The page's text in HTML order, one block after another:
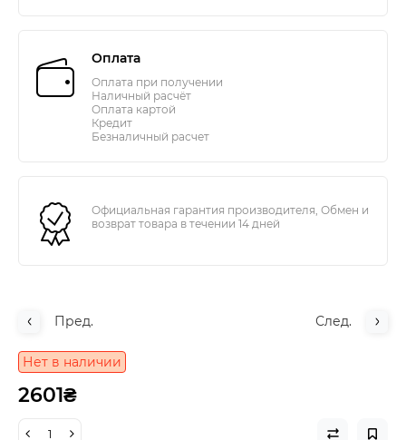
Оплата
Оплата при получении
Наличный расчёт
Оплата картой
Кредит
Безналичный расчет
Официальная гарантия производителя, Обмен и
возврат товара в течении 14 дней
Пред. След.
Нет в наличии
2601₴